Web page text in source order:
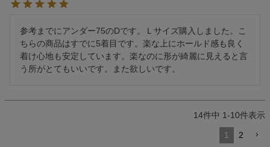
参考までにアンダー75のDです。Ｌサイズ購入しました。こ
ちらの商品はすでに5着目です。楽な上にホールド感も良く
着け心地も安定しています。楽なのに形が綺麗に見えると言
う所がとてもいいです。また欲しいです。
14件中 1-10件表示
1 2